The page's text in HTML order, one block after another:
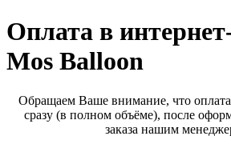
Оплата в
Mos Balloon
Обращаем Ваше внимание, что оплата
сразу (в полном объёме), после
заказа нашим